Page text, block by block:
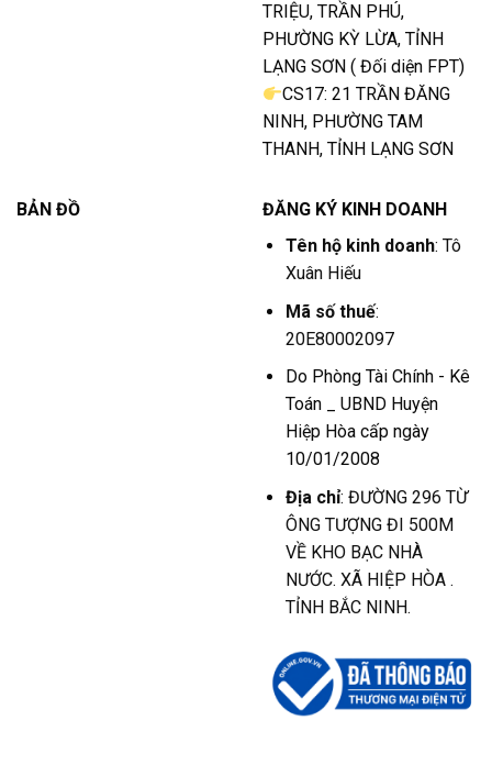
TRIỆU, TRẦN PHÚ,
PHƯỜNG KỲ LỪA, TỈNH
LẠNG SƠN ( Đối diện FPT)
CS17: 21 TRẦN ĐĂNG
NINH, PHƯỜNG TAM
THANH, TỈNH LẠNG SƠN
BẢN ĐỒ
ĐĂNG KÝ KINH DOANH
Tên hộ kinh doanh: Tô
Xuân Hiếu
Mã số thuế:
20E80002097
Do Phòng Tài Chính - Kê
Toán _ UBND Huyện
Hiệp Hòa cấp ngày
10/01/2008
Địa chỉ: ĐƯỜNG 296 TỪ
ÔNG TƯỢNG ĐI 500M
VỀ KHO BẠC NHÀ
NƯỚC. XÃ HIỆP HÒA .
TỈNH BẮC NINH.